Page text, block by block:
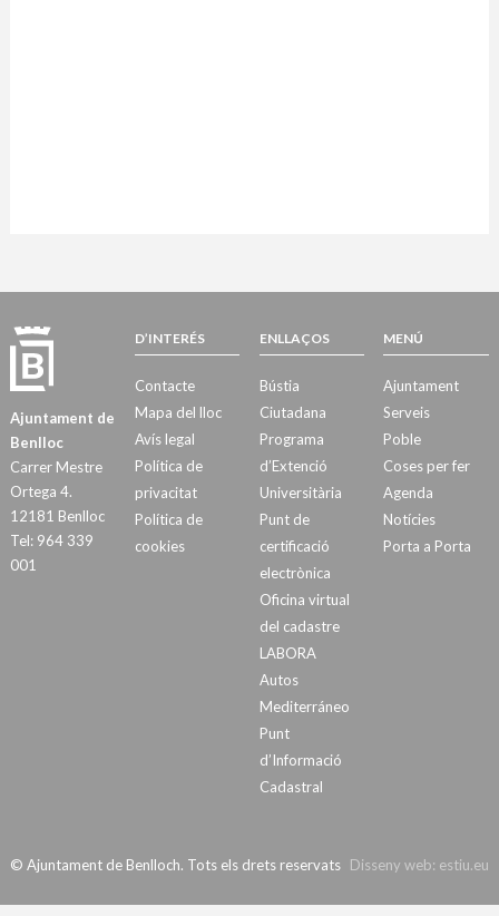
Ajuntament de
Benlloc
Carrer Mestre
Ortega 4.
12181 Benlloc
Tel: 964 339
001
D’INTERÉS
Contacte
Mapa del lloc
Avís legal
Política de
privacitat
Política de
cookies
ENLLAÇOS
Bústia
Ciutadana
Programa
d’Extenció
Universitària
Punt de
certificació
electrònica
Oficina virtual
del cadastre
LABORA
Autos
Mediterráneo
Punt
d’Informació
Cadastral
MENÚ
Ajuntament
Serveis
Poble
Coses per fer
Agenda
Notícies
Porta a Porta
Disseny web: estiu.eu
© Ajuntament de Benlloch. Tots els drets reservats